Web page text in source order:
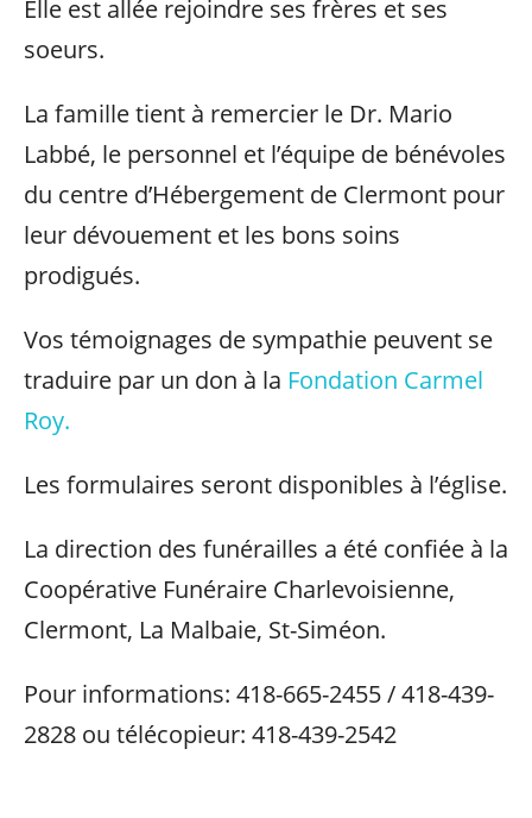
Elle est allée rejoindre ses frères et ses
soeurs.
La famille tient à remercier le Dr. Mario
Labbé, le personnel et l’équipe de bénévoles
du centre d’Hébergement de Clermont pour
leur dévouement et les bons soins
prodigués.
Vos témoignages de sympathie peuvent se
traduire par un don à la Fondation Carmel
Roy.
Les formulaires seront disponibles à l’église.
La direction des funérailles a été confiée à la
Coopérative Funéraire Charlevoisienne,
Clermont, La Malbaie, St-Siméon.
Pour informations: 418-665-2455 / 418-439-
2828 ou télécopieur: 418-439-2542